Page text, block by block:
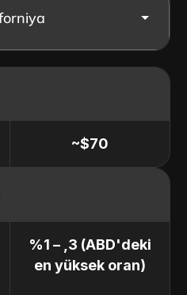
~$70
%1 – ,3 (ABD'deki
en yüksek oran)